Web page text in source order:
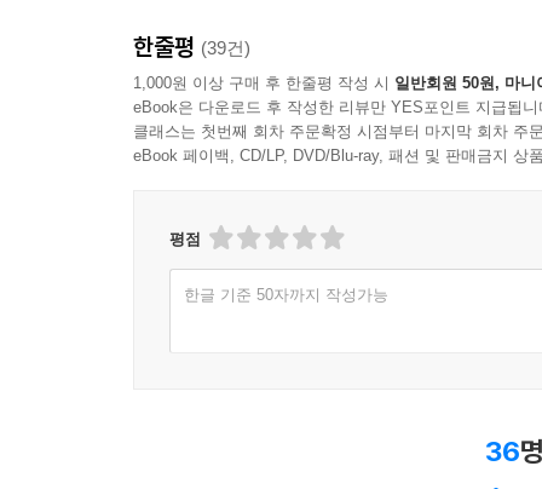
한줄평 (39건)
1,000원 이상 구매 후 한줄평 작성 시 일반회원 50원, 마니
eBook은 다운로드 후 작성한 리뷰만 YES포인트 지급됩니
클래스는 첫번째 회차 주문확정 시점부터 마지막 회차 주
eBook 페이백, CD/LP, DVD/Blu-ray, 패션 및 판매금지 상
평점
한글 기준 50자까지 작성가능
36